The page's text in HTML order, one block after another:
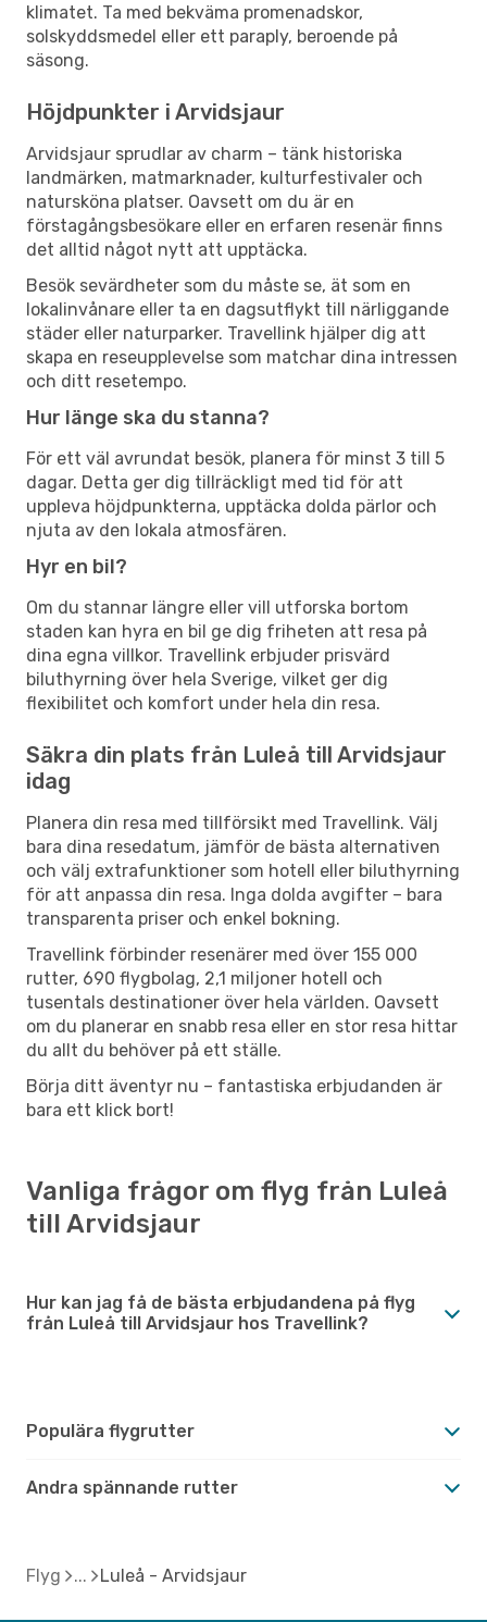
klimatet. Ta med bekväma promenadskor,
solskyddsmedel eller ett paraply, beroende på
säsong.
Höjdpunkter i Arvidsjaur
Arvidsjaur sprudlar av charm – tänk historiska
landmärken, matmarknader, kulturfestivaler och
natursköna platser. Oavsett om du är en
förstagångsbesökare eller en erfaren resenär finns
det alltid något nytt att upptäcka.
Besök sevärdheter som du måste se, ät som en
lokalinvånare eller ta en dagsutflykt till närliggande
städer eller naturparker. Travellink hjälper dig att
skapa en reseupplevelse som matchar dina intressen
och ditt resetempo.
Hur länge ska du stanna?
För ett väl avrundat besök, planera för minst 3 till 5
dagar. Detta ger dig tillräckligt med tid för att
uppleva höjdpunkterna, upptäcka dolda pärlor och
njuta av den lokala atmosfären.
Hyr en bil?
Om du stannar längre eller vill utforska bortom
staden kan hyra en bil ge dig friheten att resa på
dina egna villkor. Travellink erbjuder prisvärd
biluthyrning över hela Sverige, vilket ger dig
flexibilitet och komfort under hela din resa.
Säkra din plats från Luleå till Arvidsjaur
idag
Planera din resa med tillförsikt med Travellink. Välj
bara dina resedatum, jämför de bästa alternativen
och välj extrafunktioner som hotell eller biluthyrning
för att anpassa din resa. Inga dolda avgifter – bara
transparenta priser och enkel bokning.
Travellink förbinder resenärer med över 155 000
rutter, 690 flygbolag, 2,1 miljoner hotell och
tusentals destinationer över hela världen. Oavsett
om du planerar en snabb resa eller en stor resa hittar
du allt du behöver på ett ställe.
Börja ditt äventyr nu – fantastiska erbjudanden är
bara ett klick bort!
Vanliga frågor om flyg från Luleå
till Arvidsjaur
Hur kan jag få de bästa erbjudandena på flyg
från Luleå till Arvidsjaur hos Travellink?
Populära flygrutter
Andra spännande rutter
Flyg Luleå - Arvidsjaur